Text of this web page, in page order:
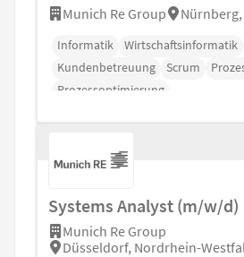
Munich Re Group
Informatik Wirtschaftsinformatik
Kundenbetreuung
Scrum
Prozessoptimierung
Systems Analyst (m/w/d)
Munich Re Group
Düsseldorf, Nordrhein-